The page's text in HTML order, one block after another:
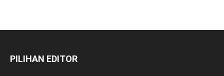
PILIHAN EDITOR